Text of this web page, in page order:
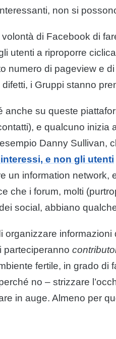
non si
di Facebook di
utenti a riproporre
numero di pageview e
i Gruppi stanno
anche su queste
e qualcuno inizia
Danny Sullivan,
e non gli utenti
un information network,
che i forum, molti
social, abbiano
organizzare
parteciperanno
fertile, in grado di
no – strizzare
in auge. Almeno per